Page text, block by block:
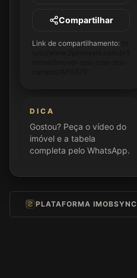
Compartilhar
Link de compartilhamento:
DICA
Gostou? Peça o vídeo do
imóvel e a tabela
completa pelo WhatsApp.
PLATAFORMA IMOBSYNC